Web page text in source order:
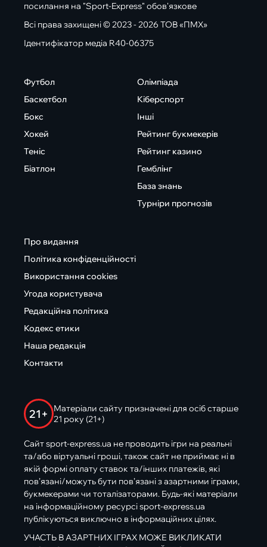
посилання на "Sport-Express" обов'язкове
Всі права захищені © 2023 - 2026 ТОВ «ПМХ»
Ідентифікатор медіа R40-06375
Футбол
Баскетбол
Бокс
Хокей
Теніс
Біатлон
Олімпіада
Кіберспорт
Інші
Рейтинг букмекерів
Рейтинг казино
Гемблінг
База знань
Турніри прогнозів
Про видання
Політика конфіденційності
Використання cookies
Угода користувача
Редакційна політика
Кодекс етики
Наша редакція
Контакти
21+
Матеріали сайту призначені для осіб старше
21 року (21+)
Сайт sport-express.ua не проводить ігри на реальні
та/або віртуальні гроші, також сайт не приймає ні в
якій формі оплату ставок та/інших платежів, які
пов’язані/можуть бути пов’язані з азартними іграми,
букмекерами чи тоталізаторами. Будь-які матеріали
на інформаційному ресурсі sport-express.ua
публікуються виключно в інформаційних цілях.
УЧАСТЬ В АЗАРТНИХ ІГРАХ МОЖЕ ВИКЛИКАТИ